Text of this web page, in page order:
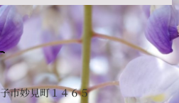
市妙見町１４６５